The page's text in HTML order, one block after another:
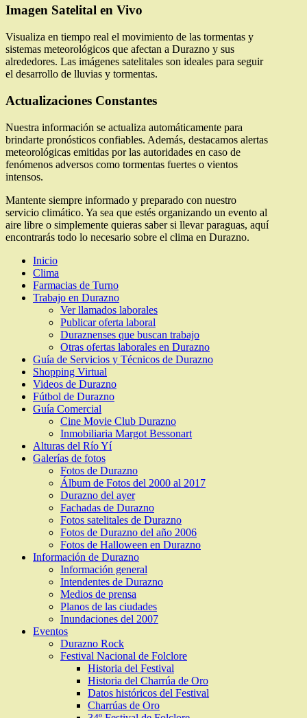
Imagen Satelital en Vivo
Visualiza en tiempo real el movimiento de las tormentas y
sistemas meteorológicos que afectan a Durazno y sus
alrededores. Las imágenes satelitales son ideales para seguir
el desarrollo de lluvias y tormentas.
Actualizaciones Constantes
Nuestra información se actualiza automáticamente para
brindarte pronósticos confiables. Además, destacamos alertas
meteorológicas emitidas por las autoridades en caso de
fenómenos adversos como tormentas fuertes o vientos
intensos.
Mantente siempre informado y preparado con nuestro
servicio climático. Ya sea que estés organizando un evento al
aire libre o simplemente quieras saber si llevar paraguas, aquí
encontrarás todo lo necesario sobre el clima en Durazno.
Inicio
Clima
Farmacias de Turno
Trabajo en Durazno
Ver llamados laborales
Publicar oferta laboral
Duraznenses que buscan trabajo
Otras ofertas laborales en Durazno
Guía de Servicios y Técnicos de Durazno
Shopping Virtual
Videos de Durazno
Fútbol de Durazno
Guía Comercial
Cine Movie Club Durazno
Inmobiliaria Margot Bessonart
Alturas del Río Yí
Galerías de fotos
Fotos de Durazno
Álbum de Fotos del 2000 al 2017
Durazno del ayer
Fachadas de Durazno
Fotos satelitales de Durazno
Fotos de Durazno del año 2006
Fotos de Halloween en Durazno
Información de Durazno
Información general
Intendentes de Durazno
Medios de prensa
Planos de las ciudades
Inundaciones del 2007
Eventos
Durazno Rock
Festival Nacional de Folclore
Historia del Festival
Historia del Charrúa de Oro
Datos históricos del Festival
Charrúas de Oro